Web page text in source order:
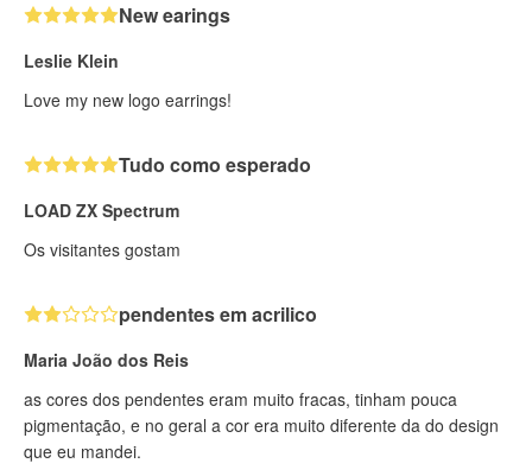
New earings
Leslie Klein
Love my new logo earrings!
Tudo como esperado
LOAD ZX Spectrum
Os visitantes gostam
pendentes em acrilico
Maria João dos Reis
as cores dos pendentes eram muito fracas, tinham pouca
pigmentação, e no geral a cor era muito diferente da do design
que eu mandei.